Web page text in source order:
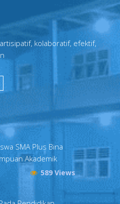
kolaboratif, efektif,
SMA Plus Bina
Akademik
589 Views